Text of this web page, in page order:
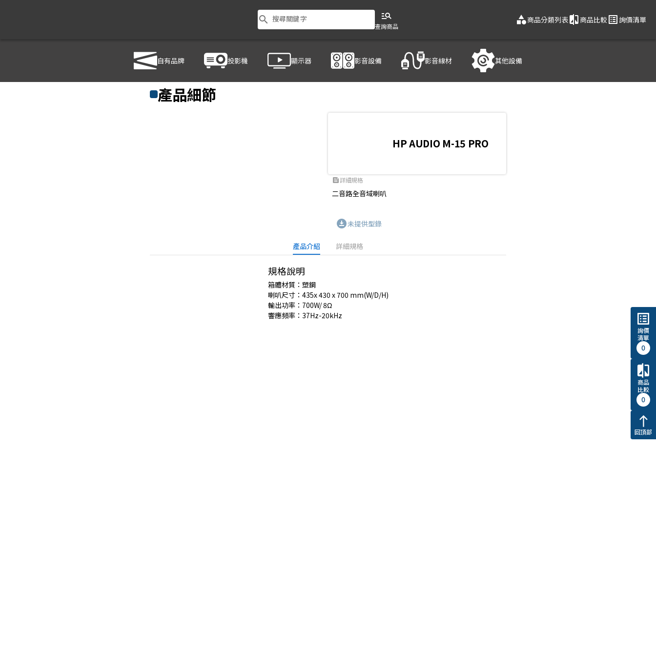
search 搜尋關鍵字 manage_search
查詢商品
category商品分類列表compare商品比較 list_alt 詢價清單
自有品牌 投影機 顯示器 影音設備 影音線材 其他設備
商品列表 / 影音設備 / 喇叭 / HP AUDIO M-15 PRO
產品細節
HP AUDIO M-15 PRO
feed詳細規格
二音路全音域喇叭
download_for_offline未提供型錄
產品介紹 詳細規格
規格說明
箱體材質：塑鋼
喇叭尺寸：435x 430 x 700 mm(W/D/H)
輸出功率：700W/ 8Ω
響應頻率：37Hz-20kHz
list_alt
詢價
清單
0
compare
商品
比較
0
north
回頂部